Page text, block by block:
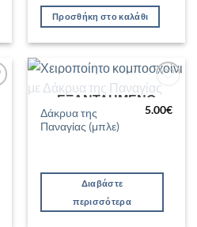
Προσθήκη στο καλάθι
Προσθήκη
στη Λίστα
ΕΞΑΝΤΛΗΜΈΝΟ
Δάκρυα της
Παναγίας (μπλε)
5.00€
Διαβάστε
περισσότερα